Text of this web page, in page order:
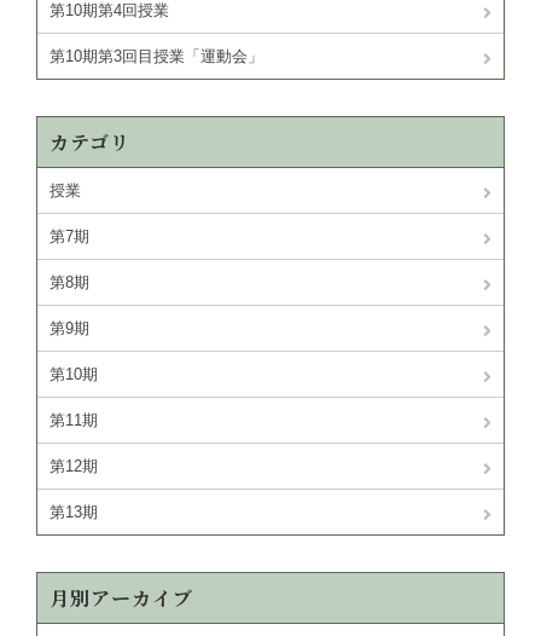
第10期第4回授業
第10期第3回目授業「運動会」
カテゴリ
授業
第7期
第8期
第9期
第10期
第11期
第12期
第13期
月別アーカイブ